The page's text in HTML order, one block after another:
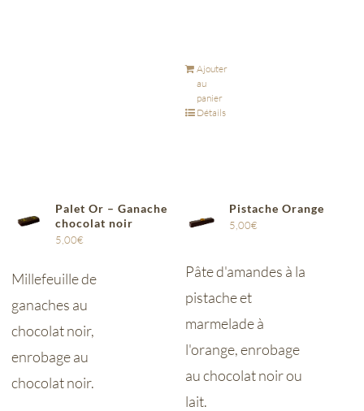
Ajouter
au
panier
Détails
Palet Or – Ganache
chocolat noir
5,00€
Millefeuille de
ganaches au
chocolat noir,
enrobage au
chocolat noir.
Pistache Orange
5,00€
Pâte d'amandes à la
pistache et
marmelade à
l'orange, enrobage
au chocolat noir ou
lait.